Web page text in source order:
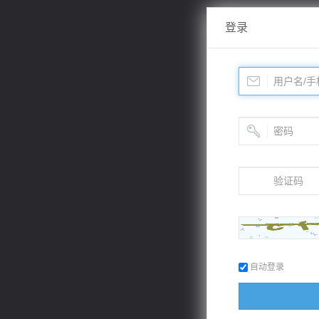
登录
自动登录